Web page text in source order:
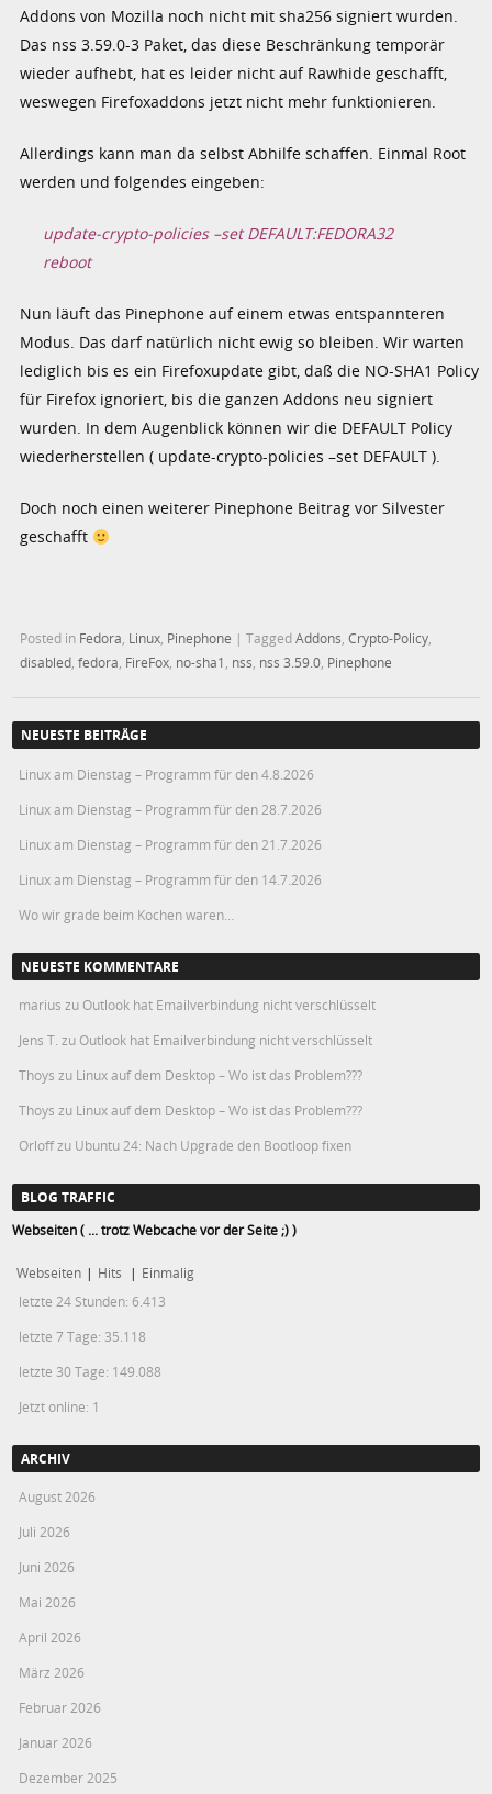
Addons von Mozilla noch nicht mit sha256 signiert wurden.
Das nss 3.59.0-3 Paket, das diese Beschränkung temporär
wieder aufhebt, hat es leider nicht auf Rawhide geschafft,
weswegen Firefoxaddons jetzt nicht mehr funktionieren.
Allerdings kann man da selbst Abhilfe schaffen. Einmal Root
werden und folgendes eingeben:
update-crypto-policies –set DEFAULT:FEDORA32
reboot
Nun läuft das Pinephone auf einem etwas entspannteren
Modus. Das darf natürlich nicht ewig so bleiben. Wir warten
lediglich bis es ein Firefoxupdate gibt, daß die NO-SHA1 Policy
für Firefox ignoriert, bis die ganzen Addons neu signiert
wurden. In dem Augenblick können wir die DEFAULT Policy
wiederherstellen ( update-crypto-policies –set DEFAULT ).
Doch noch einen weiterer Pinephone Beitrag vor Silvester
geschafft
Posted in Fedora, Linux, Pinephone |TaggedAddons,Crypto-Policy,
disabled,fedora, FireFox, no-sha1, nss, nss 3.59.0, Pinephone
NEUESTE BEITRÄGE
Linux am Dienstag – Programm für den 4.8.2026
Linux am Dienstag – Programm für den 28.7.2026
Linux am Dienstag – Programm für den 21.7.2026
Linux am Dienstag – Programm für den 14.7.2026
Wo wir grade beim Kochen waren…
NEUESTE KOMMENTARE
marius zu Outlook hat Emailverbindung nicht verschlüsselt
Jens T. zu Outlook hat Emailverbindung nicht verschlüsselt
Thoys zu Linux auf dem Desktop – Wo ist das Problem???
Thoys zu Linux auf dem Desktop – Wo ist das Problem???
Orloffzu Ubuntu 24: Nach Upgrade den Bootloop fixen
BLOG TRAFFIC
Webseiten ( ... trotz Webcache vor der Seite ;) )
Webseiten | Hits | Einmalig
letzte 24 Stunden:6.413
letzte 7 Tage: 35.118
letzte 30 Tage: 149.088
Jetzt online: 1
ARCHIV
August 2026
Juli 2026
Juni 2026
Mai 2026
April 2026
März 2026
Februar 2026
Januar 2026
Dezember 2025